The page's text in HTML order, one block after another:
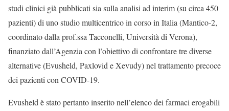
studi clinici già pubblicati sia sulla analisi ad interim (su circa 450
pazienti) di uno studio multicentrico in corso in Italia (Mantico-2,
coordinato dalla prof.ssa Tacconelli, Università di Verona),
finanziato dall’Agenzia con l’obiettivo di confrontare tre diverse
alternative (Evusheld, Paxlovid e Xevudy) nel trattamento precoce
dei pazienti con COVID-19.
Evusheld è stato pertanto inserito nell’elenco dei farmaci erogabili